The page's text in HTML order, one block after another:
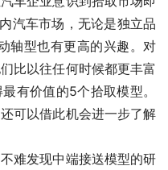
汽车市场，无论是独立品
轴型也有更高的兴趣。对
比以往任何时候都更丰富
有价值的5个拾取模型。
可以借此机会进一步了解
难发现中端接送模型的研